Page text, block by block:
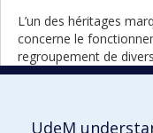
L’un des héritages
concerne le
regroupement de
créer l’Institut de
UdeM